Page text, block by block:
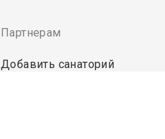
Партнерам
Добавить санаторий